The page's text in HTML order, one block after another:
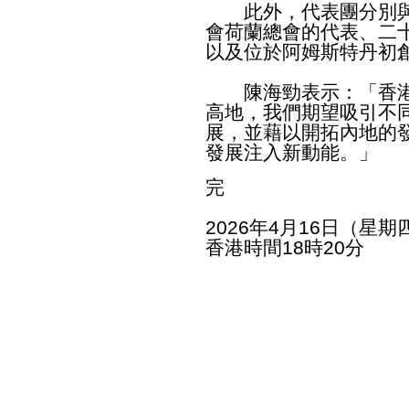
此外，代表團分別與
會荷蘭總會的代表、二
以及位於阿姆斯特丹初
陳海勁表示：「香港
高地，我們期望吸引不
展，並藉以開拓內地的
發展注入新動能。」
完
2026年4月16日（星期
香港時間18時20分